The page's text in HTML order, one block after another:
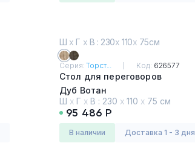
Ш х Г х В : 230х 110х 75см
Серия:Торст... Код: 626577
Стол для переговоров
Дуб Вотан
Ш х Г х В : 230 х 110 х 75 см
95 486 Р
в наличии Доставка 1 - 3 дня